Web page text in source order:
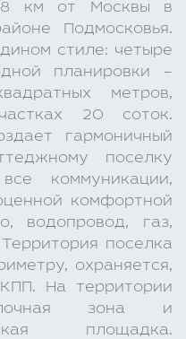
км от Москвы в
Подмосковья.
стиле: четыре
планировки –
метров,
20 соток.
гармоничный
поселку
коммуникации,
комфортной
водопровод, газ,
поселка
охраняется,
На территории
зона и
площадка.